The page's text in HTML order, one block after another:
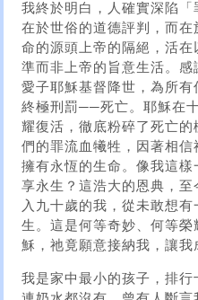
我終於明白，人確實深陷
在於世俗的道德評判，而
命的源頭上帝的隔絕，活
準而非上帝的旨意生活。
愛子耶穌基督降世，為所
終極刑罰──死亡。耶穌在
耀復活，徹底粉碎了死亡
們的罪流血犧牲，因著相信
擁有永恆的生命。像我這
享永生？這浩大的恩典，
入九十歲的我，從未敢想
生。這是何等奇妙、何等
穌，祂竟願意接納我，讓我
我是家中最小的孩子，排行